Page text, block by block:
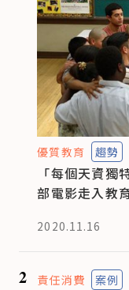
優質教育 趨勢
「每個天資
部電影走入教
2020.11.16
2 責任消費 案例